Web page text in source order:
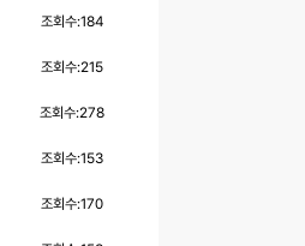
조회수:184
조회수:215
조회수:278
조회수:153
조회수:170